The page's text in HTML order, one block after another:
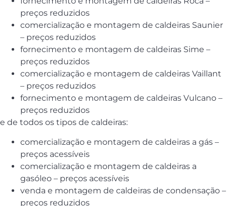
preços reduzidos
comercialização e montagem de caldeiras Saunier
– preços reduzidos
fornecimento e montagem de caldeiras Sime –
preços reduzidos
comercialização e montagem de caldeiras Vaillant
– preços reduzidos
fornecimento e montagem de caldeiras Vulcano –
preços reduzidos
e de todos os tipos de caldeiras:
comercialização e montagem de caldeiras a gás –
preços acessíveis
comercialização e montagem de caldeiras a
gasóleo – preços acessíveis
venda e montagem de caldeiras de condensação –
preços reduzidos